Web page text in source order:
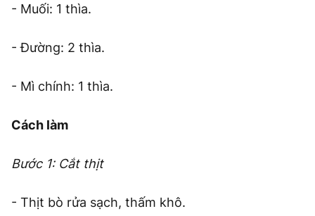
- Muối: 1 thìa.
- Đường: 2 thìa.
- Mì chính: 1 thìa.
Cách làm
Bước 1: Cắt thịt
- Thịt bò rửa sạch, thấm khô.